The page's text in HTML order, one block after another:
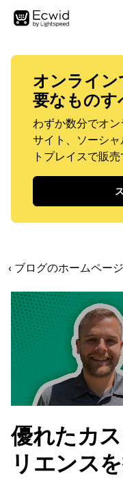
オンライ
要なものす
わずか数分でオ
サイト、ソーシ
トプレイスで販売
‹ ブログのホームペー
優れたカ
リエンス